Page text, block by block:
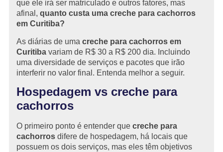
que ele irá ser matriculado e outros fatores, mas
afinal, quanto custa uma creche para cachorros
em Curitiba?
As diárias de uma creche para cachorros em
Curitibavariam de R$ 30 a R$ 200 dia. Incluindo
uma diversidade de serviços e pacotes que irão
interferir no valor final. Entenda melhor a seguir.
Hospedagem vs creche para
cachorros
O primeiro ponto é entender que creche para
cachorrosdifere de hospedagem, há locais que
possuem os dois serviços, mas eles têm objetivos